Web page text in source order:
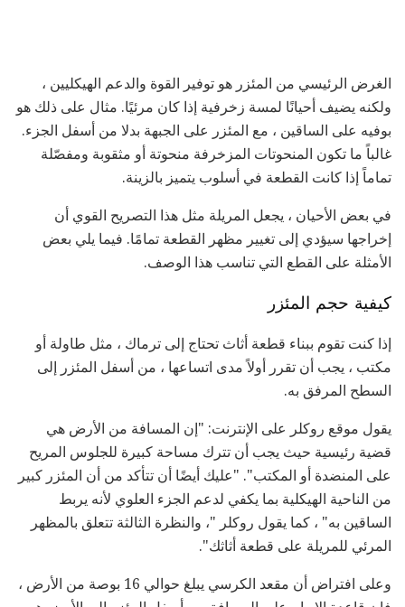
الغرض الرئيسي من المئزر هو توفير القوة والدعم الهيكليين ،
ولكنه يضيف أحيانًا لمسة زخرفية إذا كان مرئيًا. مثال على ذلك هو
بوفيه على الساقين ، مع المئزر على الجبهة بدلا من أسفل الجزء.
غالباً ما تكون المنحوتات المزخرفة منحوتة أو مثقوبة ومفصّلة
تماماً إذا كانت القطعة في أسلوب يتميز بالزينة.
في بعض الأحيان ، يجعل المريلة مثل هذا التصريح القوي أن
إخراجها سيؤدي إلى تغيير مظهر القطعة تمامًا. فيما يلي بعض
الأمثلة على القطع التي تناسب هذا الوصف.
كيفية حجم المئزر
إذا كنت تقوم ببناء قطعة أثاث تحتاج إلى ترماك ، مثل طاولة أو
مكتب ، يجب أن تقرر أولاً مدى اتساعها ، من أسفل المئزر إلى
السطح المرفق به.
يقول موقع روكلر على الإنترنت: "إن المسافة من الأرض هي
قضية رئيسية حيث يجب أن تترك مساحة كبيرة للجلوس المريح
على المنضدة أو المكتب". "عليك أيضًا أن تتأكد من أن المئزر كبير
من الناحية الهيكلية بما يكفي لدعم الجزء العلوي لأنه يربط
الساقين به" ، كما يقول روكلر "، والنظرة الثالثة تتعلق بالمظهر
المرئي للمريلة على قطعة أثاثك".
وعلى افتراض أن مقعد الكرسي يبلغ حوالي 16 بوصة من الأرض ،